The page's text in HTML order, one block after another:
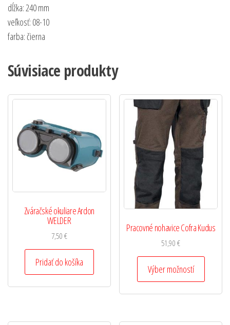
dĺžka: 240 mm
veľkosť: 08-10
farba: čierna
Súvisiace produkty
Zváračské okuliare Ardon
WELDER
7,50€
Pridať do košíka
Pracovné nohavice Cofra Kudus
51,90€
Výber možností